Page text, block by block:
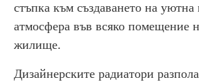
стъпка към създаването на уютна
атмосфера във всяко помещение
жилище.
Дизайнерските радиатори